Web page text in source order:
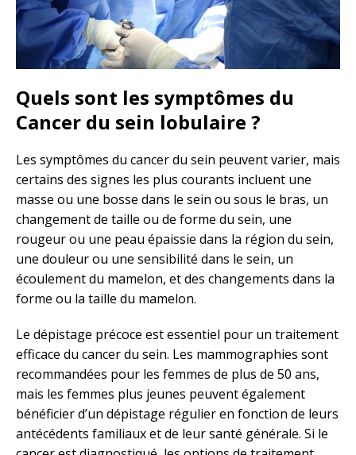
Quels sont les symptômes du
Cancer du sein lobulaire ?
Les symptômes du cancer du sein peuvent varier, mais
certains des signes les plus courants incluent une
masse ou une bosse dans le sein ou sous le bras, un
changement de taille ou de forme du sein, une
rougeur ou une peau épaissie dans la région du sein,
une douleur ou une sensibilité dans le sein, un
écoulement du mamelon, et des changements dans la
forme ou la taille du mamelon.
Le dépistage précoce est essentiel pour un traitement
efficace du cancer du sein. Les mammographies sont
recommandées pour les femmes de plus de 50 ans,
mais les femmes plus jeunes peuvent également
bénéficier d’un dépistage régulier en fonction de leurs
antécédents familiaux et de leur santé générale. Si le